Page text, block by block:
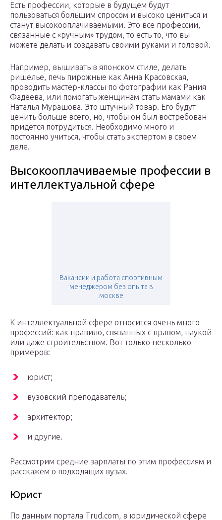
Есть профессии, которые в будущем будут
пользоваться большим спросом и высоко цениться и
станут высокооплачиваемыми. Это все профессии,
связанные с «ручным» трудом, то есть то, что вы
можете делать и создавать своими руками и головой.
Например, вышивать в японском стиле, делать
ришелье, печь пирожные как Анна Красовская,
проводить мастер-классы по фотографии как Рания
Фадеева, или помогать женщинам стать мамами как
Наталья Мурашова. Это штучный товар. Его будут
ценить больше всего, но, чтобы он был востребован
придется потрудиться. Необходимо много и
постоянно учиться, чтобы стать экспертом в своем
деле.
Высокооплачиваемые профессии в
интеллектуальной сфере
Вакансии и работа спортивным
менеджером без опыта в
москве
К интеллектуальной сфере относится очень много
профессий: как правило, связанных с правом, наукой
или даже строительством. Вот только несколько
примеров:
юрист;
вузовский преподаватель;
архитектор;
и другие.
Рассмотрим средние зарплаты по этим профессиям и
расскажем о подходящих вузах.
Юрист
По данным портала Trud.com, в юридической сфере